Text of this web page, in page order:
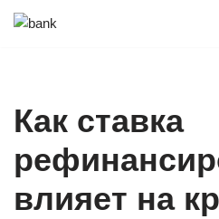
Как ставка
влияет на